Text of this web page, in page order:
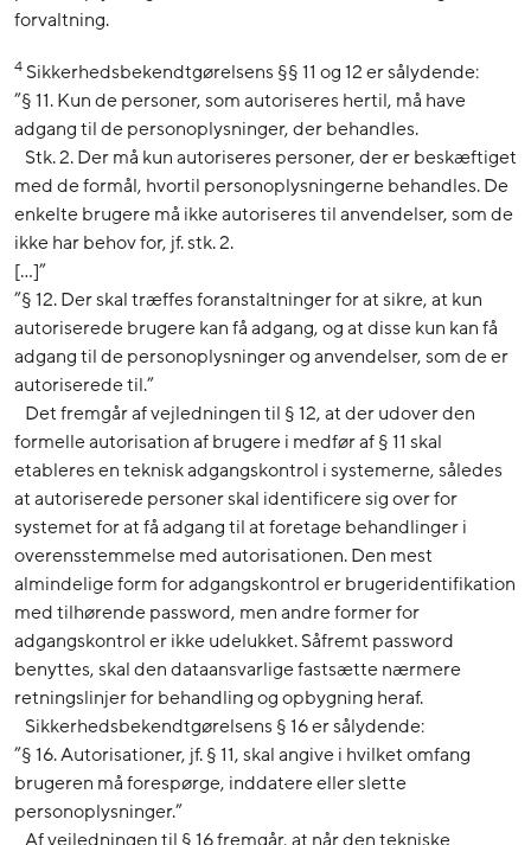
forvaltning.
4 Sikkerhedsbekendtgørelsens §§ 11 og 12 er sålydende:
”§ 11. Kun de personer, som autoriseres hertil, må have
adgang til de personoplysninger, der behandles.
Stk. 2. Der må kun autoriseres personer, der er beskæftiget
med de formål, hvortil personoplysningerne behandles. De
enkelte brugere må ikke autoriseres til anvendelser, som de
ikke har behov for, jf. stk. 2.
[…]”
”§ 12. Der skal træffes foranstaltninger for at sikre, at kun
autoriserede brugere kan få adgang, og at disse kun kan få
adgang til de personoplysninger og anvendelser, som de er
autoriserede til.”
Det fremgår af vejledningen til § 12, at der udover den
formelle autorisation af brugere i medfør af § 11 skal
etableres en teknisk adgangskontrol i systemerne, således
at autoriserede personer skal identificere sig over for
systemet for at få adgang til at foretage behandlinger i
overensstemmelse med autorisationen. Den mest
almindelige form for adgangskontrol er brugeridentifikation
med tilhørende password, men andre former for
adgangskontrol er ikke udelukket. Såfremt password
benyttes, skal den dataansvarlige fastsætte nærmere
retningslinjer for behandling og opbygning heraf.
Sikkerhedsbekendtgørelsens § 16 er sålydende:
”§ 16. Autorisationer, jf. § 11, skal angive i hvilket omfang
brugeren må forespørge, inddatere eller slette
personoplysninger.”